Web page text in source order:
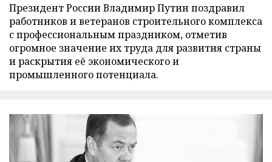
Президент России Владимир Путин поздравил
работников и ветеранов строительного комплекса
с профессиональным праздником, отметив
огромное значение их труда для развития страны
и раскрытия её экономического и
промышленного потенциала.